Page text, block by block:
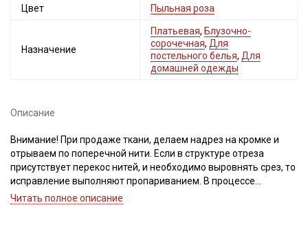
Цвет Пыльная роза
Назначение
Платьевая, Блузочно-
сорочечная, Для
постельного белья, Для
домашней одежды
Описание
Внимание! При продаже ткани, делаем надрез на кромке и
отрываем по поперечной нити. Если в структуре отреза
присутствует перекос нитей, и необходимо выровнять срез, то
исправление выполняют пропариванием. В процессе
пропаривания нити основы и утка расправляют, аккуратно
Читать полное описание